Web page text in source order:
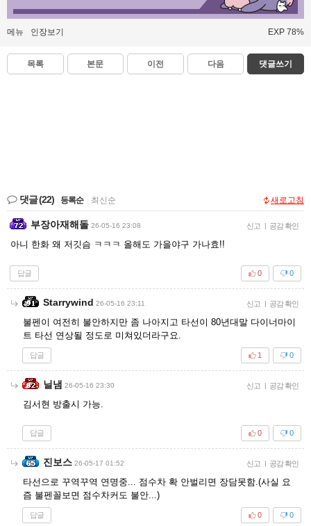
메뉴 인장보기 EXP 78%
목록 본문 이전 다음 댓글쓰기
댓글(22) 등록순 최신순 새로고침
부장아재해돌 26-05-16 23:08 신고 | 공감 확인
아니 한화 왜 저깃슴 ㅋㅋㅋ 올해도 가을야구 가나효!!
답글 0
0
Starrywind 26-05-16 23:11 신고 | 공감 확인
불펜이 여전히 불안하지만 좀 나아지고 타선이 80년대말 다이너마이
트 타선 연상될 정도로 미쳐있더라구요.
답글 0
1
닐냄 26-05-16 23:30 신고 | 공감 확인
김서현 방출시 가능.
답글 0
0
진보스 26-05-17 01:52 신고 | 공감 확인
타선으로 꾸역꾸역 연명중... 점수차 확 안벌리면 장담못함.(사실 요
즘 불펜꼴보면 점수차커도 불안...)
답글 0
0